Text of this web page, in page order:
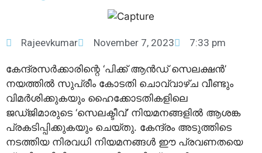
Rajeevkumar November 7, 2023 7:33 pm
കേന്ദ്രസര്‍ക്കാരിന്റെ ‘പിക്ക് ആന്‍ഡ് സെലക്ഷന്‍’
നയത്തില്‍ സുപ്രീം കോടതി ചൊവ്വാഴ്ച വീണ്ടും
വിമര്‍ശിക്കുകയും ഹൈക്കോടതികളിലെ
ജഡ്ജിമാരുടെ ‘സെലക്ടീവ്’ നിയമനങ്ങളില്‍ ആശങ്ക
പ്രകടിപ്പിക്കുകയും ചെയ്തു. കേന്ദ്രം അടുത്തിടെ
നടത്തിയ നിരവധി നിയമനങ്ങള്‍ ഈ പ്രവണതയെ